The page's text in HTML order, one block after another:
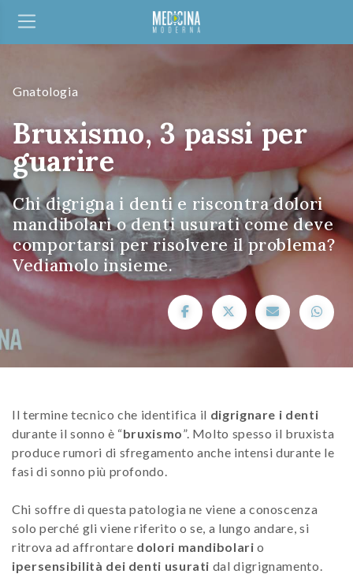
Gnatologia
Bruxismo, 3 passi per
guarire
Chi digrigna i denti e riscontra dolori
mandibolari o denti usurati come deve
comportarsi per risolvere il problema?
Vediamolo insieme.
Il termine tecnico che identifica il digrignare i denti
durante il sonno è “bruxismo”. Molto spesso il bruxista
produce rumori di sfregamento anche intensi durante le
fasi di sonno più profondo.
Chi soffre di questa patologia ne viene a conoscenza
solo perché gli viene riferito o se, a lungo andare, si
ritrova ad affrontare dolori mandibolari o
ipersensibilità dei denti usurati dal digrignamento.